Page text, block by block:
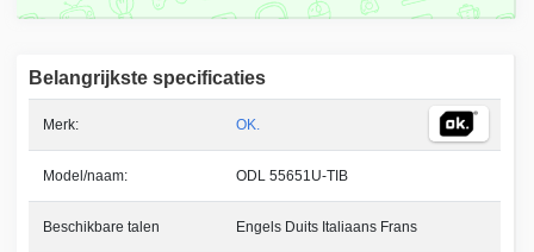
Belangrijkste specificaties
Merk: OK.
Model/naam: ODL 55651U-TIB
Beschikbare talen Engels Duits Italiaans Frans